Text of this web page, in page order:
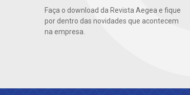
Faça o download da Revista Aegea e fique
por dentro das novidades que acontecem
na empresa.